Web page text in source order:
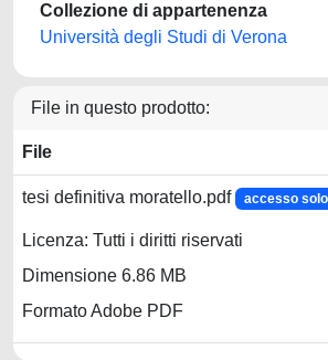
Collezione di appartenenza
Università degli Studi di Verona
File in questo prodotto:
File
tesi definitiva moratello.pdf accesso
Licenza: Tutti i diritti riservati
Dimensione 6.86 MB
Formato Adobe PDF